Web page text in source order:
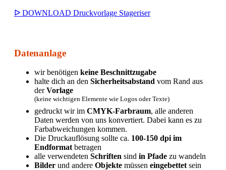
ᐅ DOWNLOAD Druckvorlage Stageriser
Datenanlage
wir benötigen keine Beschnittzugabe
halte dich an den Sicherheitsabstand vom Rand aus
derVorlage
(keine wichtigen Elemente wie Logos oder Texte)
gedruckt wir im CMYK-Farbraum, alle anderen
Daten werden von uns konvertiert. Dabei kann es zu
Farbabweichungen kommen.
Die Druckauflösung sollte ca. 100-150 dpi im
Endformat betragen
alle verwendeten Schriften sind in Pfade zu wandeln
Bilder und andere Objekte müssen eingebettet sein